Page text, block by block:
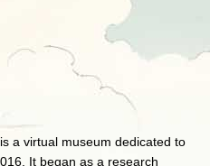
is a virtual museum dedicated to
It began as a research